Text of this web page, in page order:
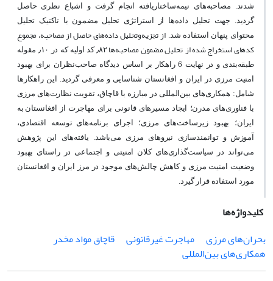
شدند. مصاحبه‌های نیمه‌ساختاریافته انجام گرفت و اشباع نظری حاصل
گردید. جهت تحلیل داده‌ها از
استراتژی تحلیل مضمون با تاکتیک تحلیل
محتوای پنهان استفاده شد. از تجزیه‌وتحلیل داده‌های حاصل از مصاحبه، مجموع
کدهای استخراج شده ازتحلیل مضمون مصاحبه‌ها ۸۲٫ کد اولیه که در ۱۰٫ مقوله
طبقه‌بندی و در نهایت 6 راهکار بر اساس دیدگاه صاحب‌نظران برای بهبود
امنیت مرزی در ایران و افغانستان شناسایی و معرفی گردید. این راهکارها
شامل: همکاری‌های بین‌المللی در مبارزه با قاچاق، تقویت نظارت‌های مرزی
با فناوری‌های مدرن؛ ایجاد مسیرهای قانونی برای مهاجرت از افغانستان به
ایران؛ بهبود زیرساخت‌های مرزی؛ اجرای برنامه‌های توسعه اقتصادی،
آموزش و توانمندسازی نیروهای مرزی می‌باشد. یافته‌های این پژوهش
می‌تواند در سیاست‌گذاری‌های کلان امنیتی و اجتماعی در راستای بهبود
وضعیت امنیت مرزی و کاهش چالش‌های موجود در مرز ایران و افغانستان
مورد استفاده قرار گیرد.
کلیدواژه‌ها
بحران‌های مرزی
مهاجرت غیرقانونی
قاچاق مواد مخدر
همکاری‌های بین‌المللی